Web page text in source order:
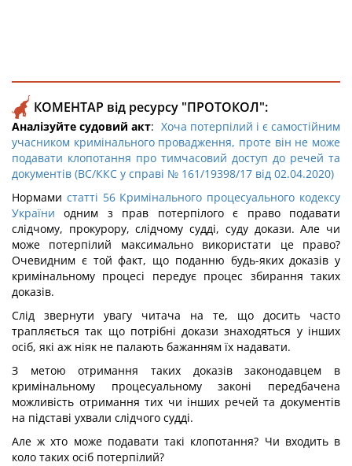
КОМЕНТАР від ресурсу "ПРОТОКОЛ":
Аналізуйте судовий акт: Хоча потерпілий і є самостійним
учасником кримінального провадження, проте він не може
подавати клопотання про тимчасовий доступ до речей та
документів (ВС/ККС у справі № 161/19398/17 від 02.04.2020)
Нормами статті 56 Кримінального процесуального кодексу
України одним з прав потерпілого є право подавати
слідчому, прокурору, слідчому судді, суду докази. Але чи
може потерпілий максимально використати це право?
Очевидним є той факт, що поданню будь-яких доказів у
кримінальному процесі передує процес збирання таких
доказів.
Слід звернути увагу читача на те, що досить часто
трапляється так що потрібні докази знаходяться у інших
осіб, які аж ніяк не палають бажанням їх надавати.
З метою отримання таких доказів законодавцем в
кримінальному процесуальному законі передбачена
можливість отримання тих чи інших речей та документів
на підставі ухвали слідчого судді.
Але ж хто може подавати такі клопотання? Чи входить в
коло таких осіб потерпілий?